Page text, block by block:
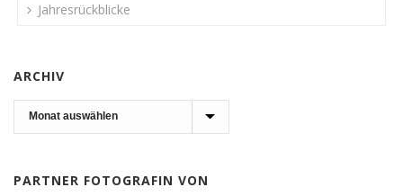
Jahresrückblicke
ARCHIV
Archiv
PARTNER FOTOGRAFIN VON